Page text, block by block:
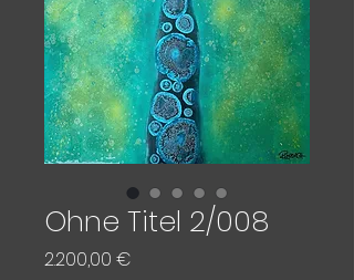
Ohne Titel 2/008
2.200,00 €